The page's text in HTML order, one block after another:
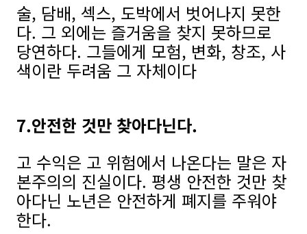
술, 담배, 섹스, 도박에서 벗어나지 못한
다. 그 외에는 즐거움을 찾지 못하므로
당연하다. 그들에게 모험, 변화, 창조, 사
색이란 두려움 그 자체이다
7.안전한 것만 찾아다닌다.
고 수익은 고 위험에서 나온다는 말은 자
본주의의 진실이다. 평생 안전한 것만 찾
아다닌 노년은 안전하게 폐지를 주워야
한다.